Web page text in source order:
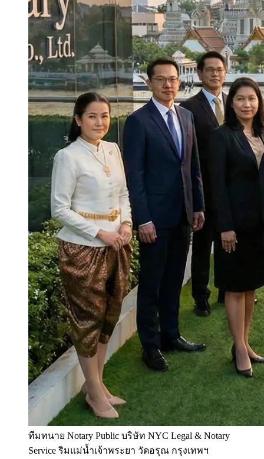
ทีมทนาย Notary Public บริษัท NYC Legal & Notary
Service ริมแม่น้ำเจ้าพระยา วัดอรุณ กรุงเทพฯ